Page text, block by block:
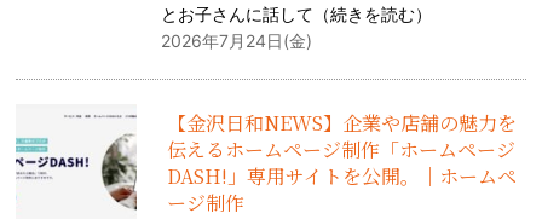
とお子さんに話して（続きを読む）
2026年7月24日(金)
【金沢日和NEWS】企業や店舗の魅力を
伝えるホームページ制作「ホームページ
DASH!」専用サイトを公開。｜ホームペ
ージ制作